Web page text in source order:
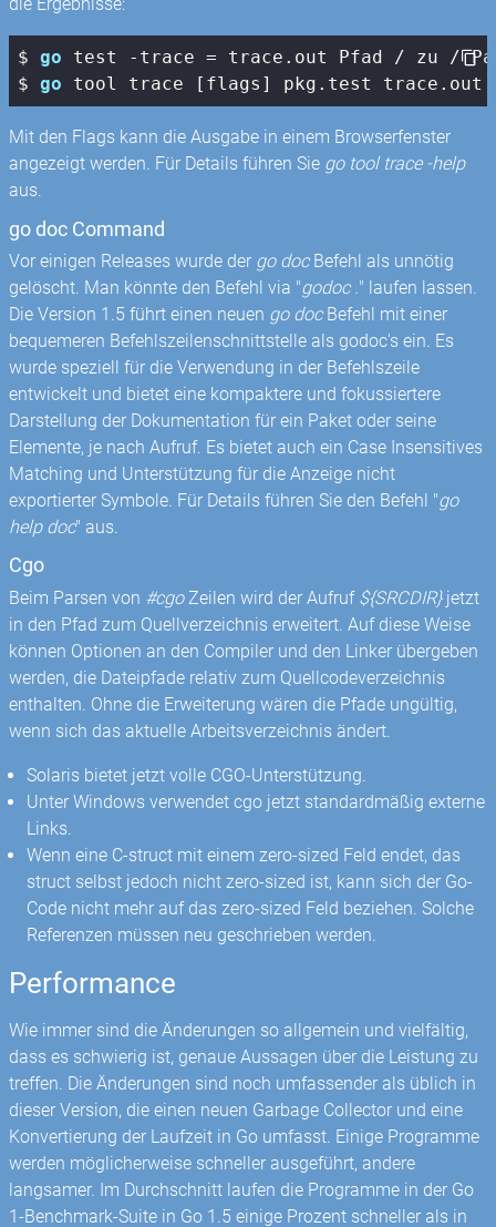
$ go test -trace = trace.out Pfad / zu /
$ go tool trace [flags] pkg.test trace.out
Mit den Flags kann die Ausgabe in einem Browserfenster
angezeigt werden. Für Details führen Sie go tool trace -help
aus.
go doc Command
Vor einigen Releases wurde der go docBefehl als unnötig
gelöscht. Man könnte den Befehl via "godoc ." laufen lassen.
Die Version 1.5 führt einen neuen go docBefehl mit einer
bequemeren Befehlszeilenschnittstelle als godoc's ein. Es
wurde speziell für die Verwendung in der Befehlszeile
entwickelt und bietet eine kompaktere und fokussiertere
Darstellung der Dokumentation für ein Paket oder seine
Elemente, je nach Aufruf. Es bietet auch ein Case Insensitives
Matching und Unterstützung für die Anzeige nicht
exportierter Symbole. Für Details führen Sie den Befehl "go
help doc" aus.
Cgo
Beim Parsen von #cgoZeilen wird der Aufruf ${SRCDIR}jetzt
in den Pfad zum Quellverzeichnis erweitert. Auf diese Weise
können Optionen an den Compiler und den Linker übergeben
werden, die Dateipfade relativ zum Quellcodeverzeichnis
enthalten. Ohne die Erweiterung wären die Pfade ungültig,
wenn sich das aktuelle Arbeitsverzeichnis ändert.
Solaris bietet jetzt volle CGO-Unterstützung.
Unter Windows verwendet cgo jetzt standardmäßig externe
Links.
Wenn eine C-struct mit einem zero-sized Feld endet, das
struct selbst jedoch nicht zero-sized ist, kann sich der Go-
Code nicht mehr auf das zero-sized Feld beziehen. Solche
Referenzen müssen neu geschrieben werden.
Performance
Wie immer sind die Änderungen so allgemein und vielfältig,
dass es schwierig ist, genaue Aussagen über die Leistung zu
treffen. Die Änderungen sind noch umfassender als üblich in
dieser Version, die einen neuen Garbage Collector und eine
Konvertierung der Laufzeit in Go umfasst. Einige Programme
werden möglicherweise schneller ausgeführt, andere
langsamer. Im Durchschnitt laufen die Programme in der Go
1-Benchmark-Suite in Go 1.5 einige Prozent schneller als in